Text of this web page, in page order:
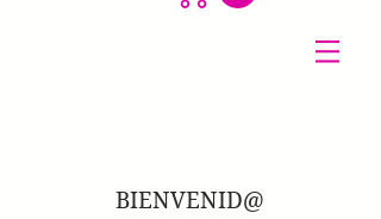
BIENVENID@